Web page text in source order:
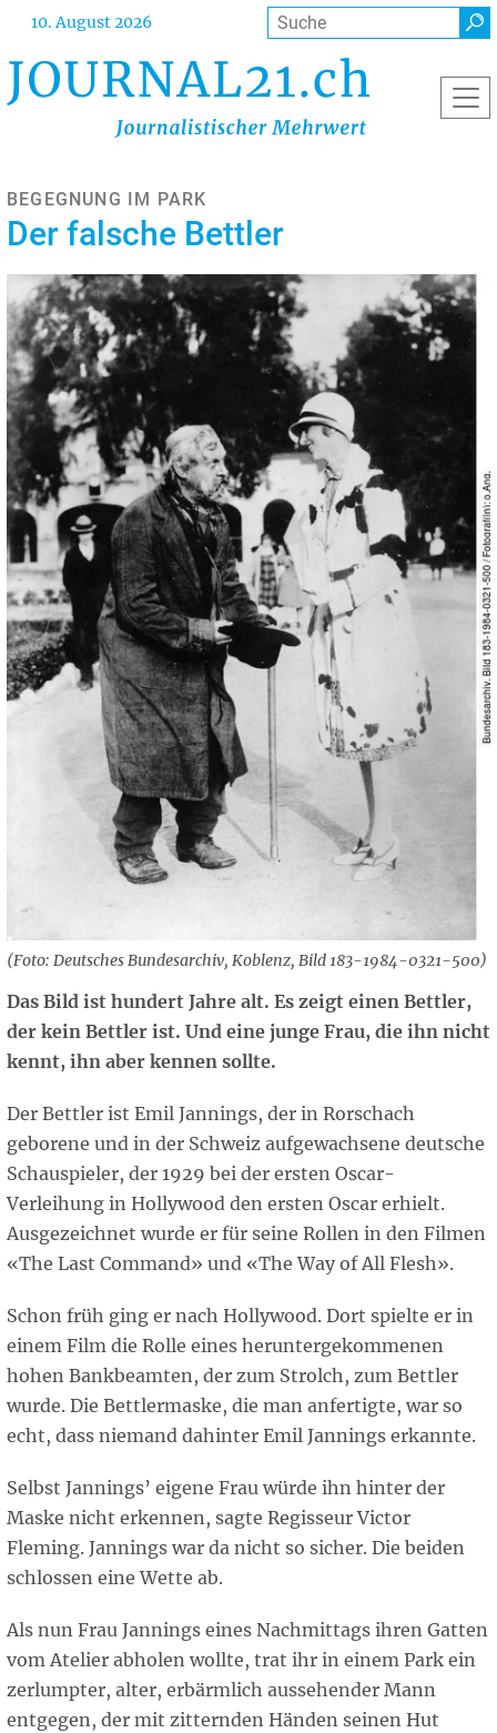
Direkt
Inhalt
10. August 2026 Suche
BEGEGNUNG IM PARK
Der falsche Bettler
(Foto: Deutsches Bundesarchiv, Koblenz, Bild 183-1984-0321-500)
Das Bild ist hundert Jahre alt. Es zeigt einen Bettler,
der kein Bettler ist. Und eine junge Frau, die ihn nicht
kennt, ihn aber kennen sollte.
Der Bettler ist Emil Jannings, der in Rorschach
geborene und in der Schweiz aufgewachsene deutsche
Schauspieler, der 1929 bei der ersten Oscar-
Verleihung in Hollywood den ersten Oscar erhielt.
Ausgezeichnet wurde er für seine Rollen in den Filmen
«The Last Command» und «The Way of All Flesh».
Schon früh ging er nach Hollywood. Dort spielte er in
einem Film die Rolle eines heruntergekommenen
hohen Bankbeamten, der zum Strolch, zum Bettler
wurde. Die Bettlermaske, die man anfertigte, war so
echt, dass niemand dahinter Emil Jannings erkannte.
Selbst Jannings’ eigene Frau würde ihn hinter der
Maske nicht erkennen, sagte Regisseur Victor
Fleming. Jannings war da nicht so sicher. Die beiden
schlossen eine Wette ab.
Als nun Frau Jannings eines Nachmittags ihren Gatten
vom Atelier abholen wollte, trat ihr in einem Park ein
zerlumpter, alter, erbärmlich aussehender Mann
entgegen, der mit zitternden Händen seinen Hut